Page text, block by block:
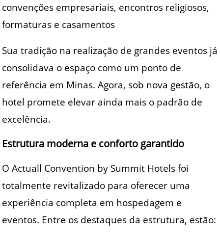
convenções empresariais, encontros religiosos,
formaturas e casamentos
Sua tradição na realização de grandes eventos já
consolidava o espaço como um ponto de
referência em Minas. Agora, sob nova gestão, o
hotel promete elevar ainda mais o padrão de
excelência.
Estrutura moderna e conforto garantido
O Actuall Convention by Summit Hotels foi
totalmente revitalizado para oferecer uma
experiência completa em hospedagem e
eventos. Entre os destaques da estrutura, estão: